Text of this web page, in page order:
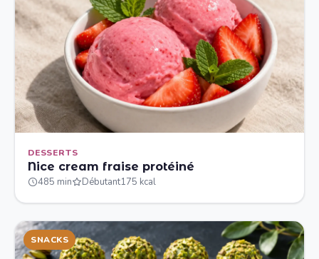
DESSERTS
Nice cream fraise protéiné
485 min Débutant175 kcal
SNACKS